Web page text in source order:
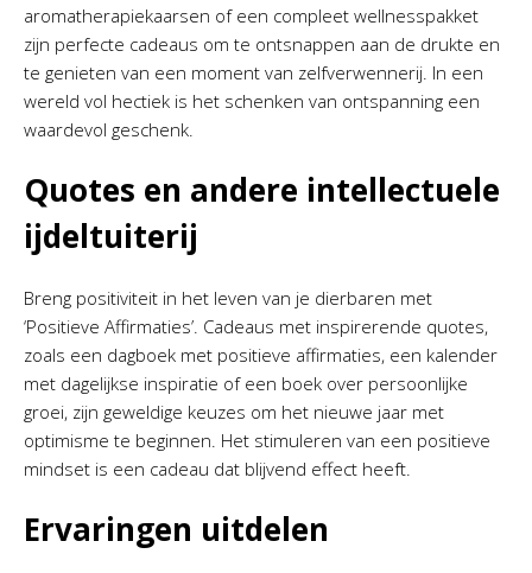
aromatherapiekaarsen of een compleet wellnesspakket
zijn perfecte cadeaus om te ontsnappen aan de drukte en
te genieten van een moment van zelfverwennerij. In een
wereld vol hectiek is het schenken van ontspanning een
waardevol geschenk.
Quotes en andere intellectuele
ijdeltuiterij
Breng positiviteit in het leven van je dierbaren met
‘Positieve Affirmaties’. Cadeaus met inspirerende quotes,
zoals een dagboek met positieve affirmaties, een kalender
met dagelijkse inspiratie of een boek over persoonlijke
groei, zijn geweldige keuzes om het nieuwe jaar met
optimisme te beginnen. Het stimuleren van een positieve
mindset is een cadeau dat blijvend effect heeft.
Ervaringen uitdelen